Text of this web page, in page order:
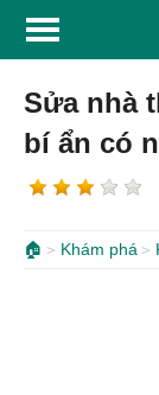
Sửa nhà
bí ẩn có
🏠 Khám phá